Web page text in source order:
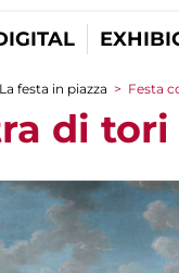
La festa in piazza > Festa
di